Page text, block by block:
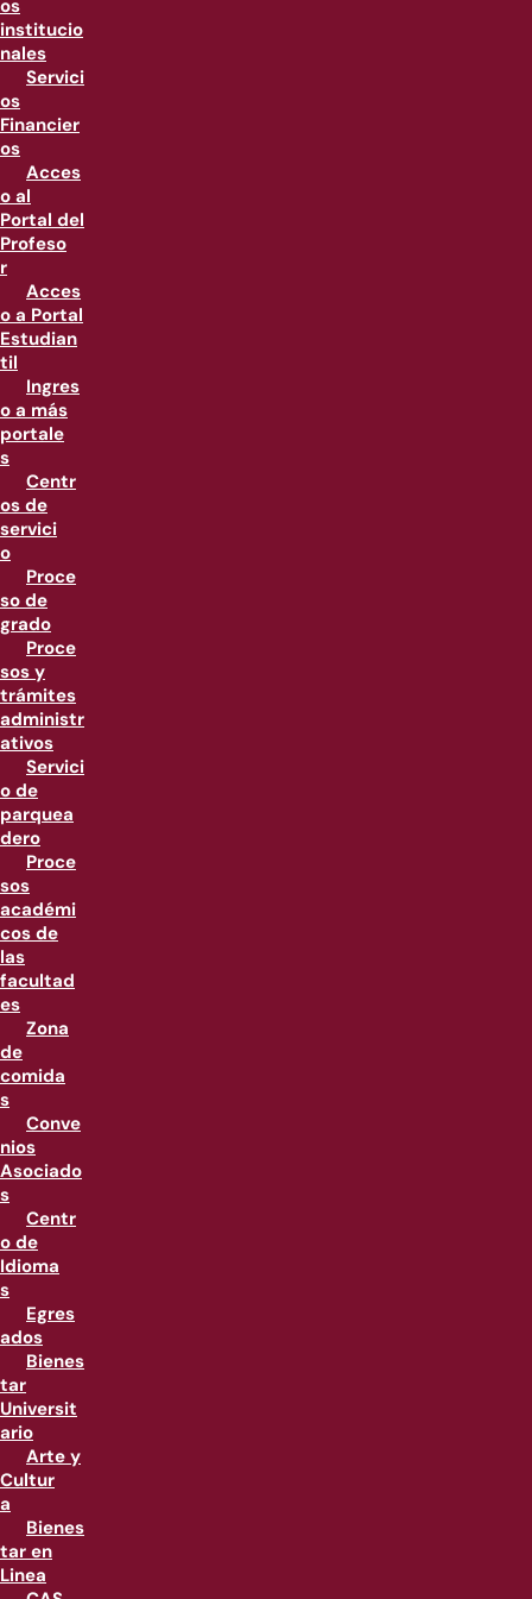
os
institucio
nales
Servici
os
Financier
os
Acces
o al
Portal del
Profeso
r
Acces
o a Portal
Estudian
til
Ingres
o a más
portale
s
Centr
os de
servici
o
Proce
so de
grado
Proce
sos y
trámites
administr
ativos
Servici
o de
parquea
dero
Proce
sos
académi
cos de
las
facultad
es
Zona
de
comida
s
Conve
nios
Asociado
s
Centr
o de
Idioma
s
Egres
ados
Bienes
tar
Universit
ario
Arte y
Cultur
a
Bienes
tar en
Linea